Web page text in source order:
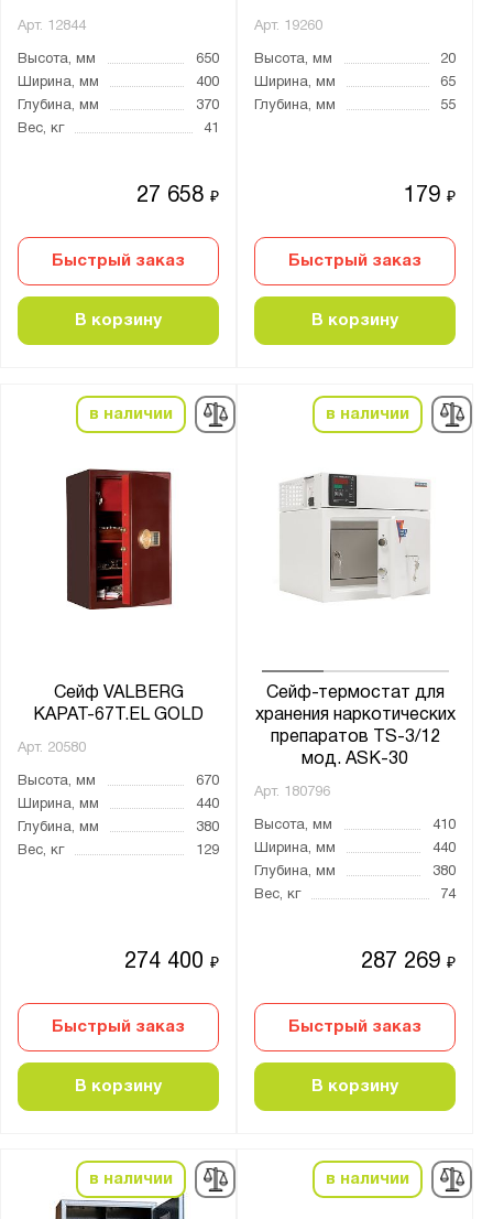
Арт. 12844
Высота, мм
650
Ширина, мм
400
Глубина, мм
370
Вес, кг
41
27 658₽
Быстрый заказ
В корзину
Арт. 19260
Высота, мм
20
Ширина, мм
65
Глубина, мм
55
179₽
Быстрый заказ
В корзину
в наличии
Сейф VALBERG
КАРАТ-67Т.EL GOLD
Арт. 20580
Высота, мм
670
Ширина, мм
440
Глубина, мм
380
Вес, кг
129
274 400₽
Быстрый заказ
В корзину
в наличии
Сейф-термостат для
хранения наркотических
препаратов TS-3/12
мод. ASK-30
Арт. 180796
Высота, мм
410
Ширина, мм
440
Глубина, мм
380
Вес, кг
74
287 269₽
Быстрый заказ
В корзину
в наличии в наличии
Для документов
Для медикаментов
Мебельные
Страна производства:
MDTB
Меткон
ПАКС-Металл
Предприятие ДВК
Бренд:
Aiko
Серия:
Bastion
DB
DSC